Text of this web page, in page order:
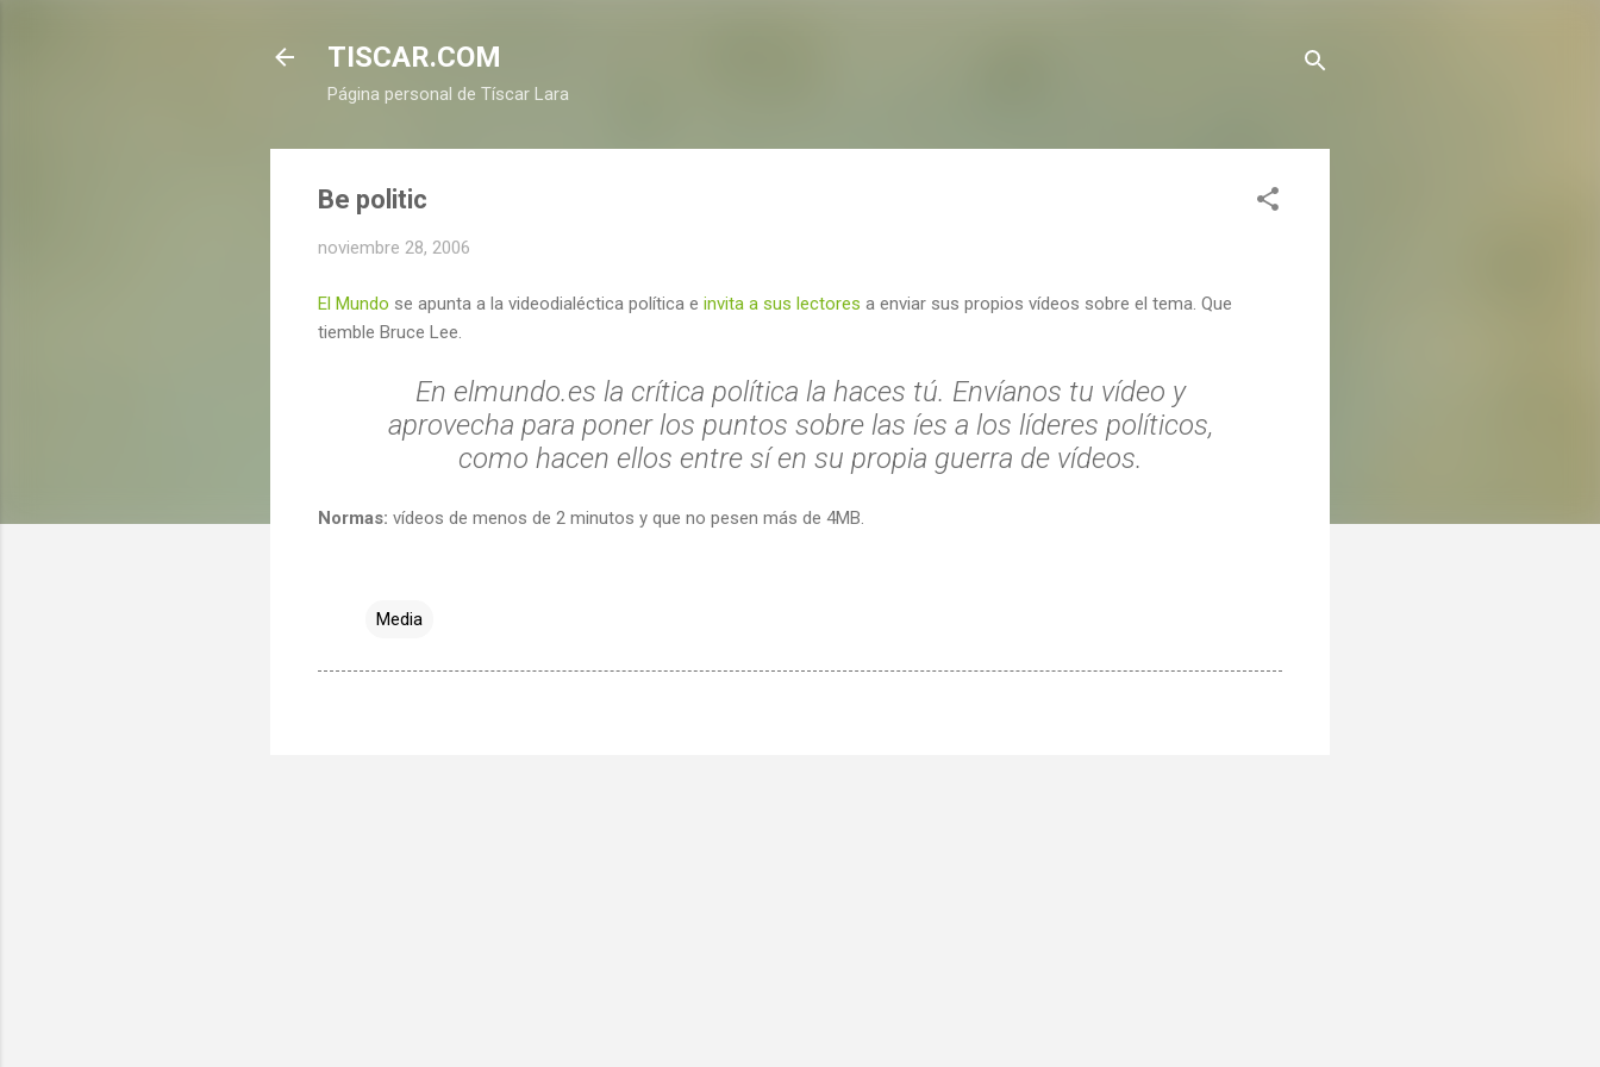
TISCAR.COM
Página personal de Tíscar Lara
Be politic
noviembre 28, 2006
El Mundo se apunta a la videodialéctica política e invita a sus lectores a enviar sus propios vídeos sobre el tema. Que
tiemble Bruce Lee.
En elmundo.es la crítica política la haces tú. Envíanos tu vídeo y
aprovecha para poner los puntos sobre las íes a los líderes políticos,
como hacen ellos entre sí en su propia guerra de vídeos.
Normas: vídeos de menos de 2 minutos y que no pesen más de 4MB.
Media